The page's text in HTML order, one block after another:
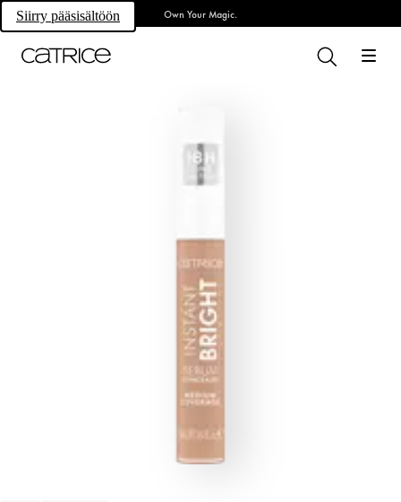
Siirry pääsisältöön Own Your Magic.